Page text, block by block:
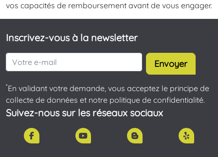
vos capacités de remboursement avant de vous engager.
Inscrivez-vous à la newsletter
Envoyer
*En validant votre demande, vous acceptez le principe de
collecte de données et notre politique de confidentialité.
Suivez-nous sur les réseaux sociaux